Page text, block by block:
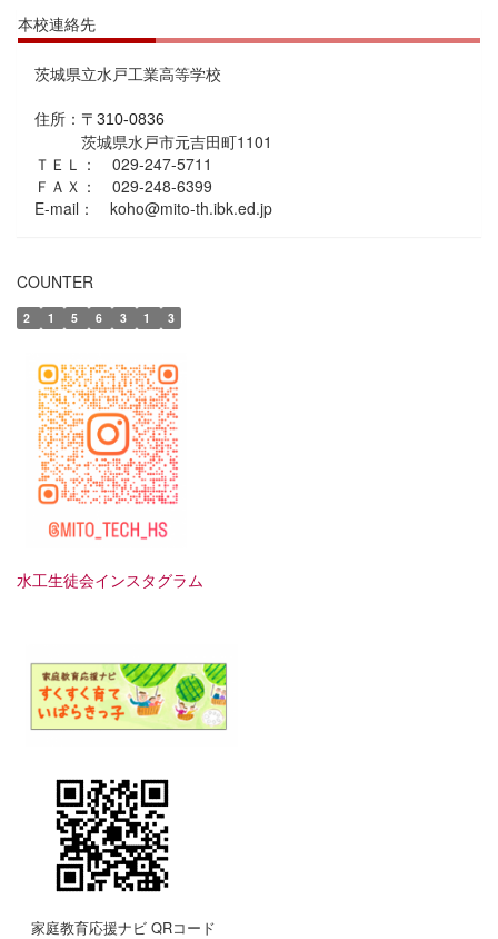
本校連絡先
茨城県立水戸工業高等学校
住所： 〒310-0836
茨城県水戸市元吉田町1101
ＴＥＬ： 029-247-5711
ＦＡＸ： 029-248-6399
E-mail： koho@mito-th.ibk.ed.jp
COUNTER
2 1 5 6 3 1 3
水工生徒会インスタグラム
家庭教育応援ナビ QRコード